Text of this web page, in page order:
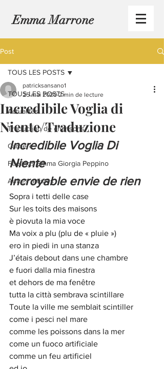
Emma Marrone
Post
TOUS LES POSTS
Actualités
Traduction de chansons
Carrière
Feelings Emma Giorgia Peppino
Autres artistes
TOUS LES POSTS
Incredibile Voglia di
Niente/Traduzione
patricksansano1
25 mai 2020 2 min de lecture
Incredibile Voglia Di
Niente
Incroyable envie de rien
Sopra i tetti delle case
Sur les toits des maisons
è piovuta la mia voce
Ma voix a plu (plu de « pluie »)
ero in piedi in una stanza
J’étais debout dans une chambre
e fuori dalla mia finestra
et dehors de ma fenêtre
tutta la città sembrava scintillare
Toute la ville me semblait scintiller
come i pesci nel mare
comme les poissons dans la mer
come un fuoco artificiale
comme un feu artificiel